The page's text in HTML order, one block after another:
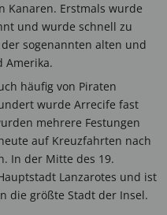
Kanaren. Erstmals wurde
und wurde schnell zu
sogenannten alten und
Amerika.
häufig von Piraten
wurde Arrecife fast
mehrere Festungen
auf Kreuzfahrten nach
In der Mitte des 19.
Lanzarotes und ist
die größte Stadt der Insel.